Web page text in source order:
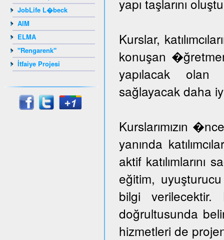
JobLife L�beck
AIM
ELMA
"Rengarenk"
İtfaiye Projesi
yapı taşlarını
Kurslar,
konuşan
yapılacak olan
sağlayacak daha
Kurslarımızın
yanında
aktif
eğitim,
bilgi verilecektir.
doğrultusunda
hizmetleri de